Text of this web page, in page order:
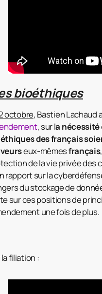
bioéthiques
octobre, Bastien Lachaud
, sur la nécessité
des français
eux-mêmesfrançais
de la vie privée des
rapport sur la
du stockage de
sur ces positions de
une fois de plus.
filiation :